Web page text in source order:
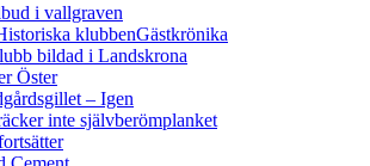
i vallgraven
klubbenGästkrönika
bildad i Landskrona
Öster
– Igen
inte självberömplanket